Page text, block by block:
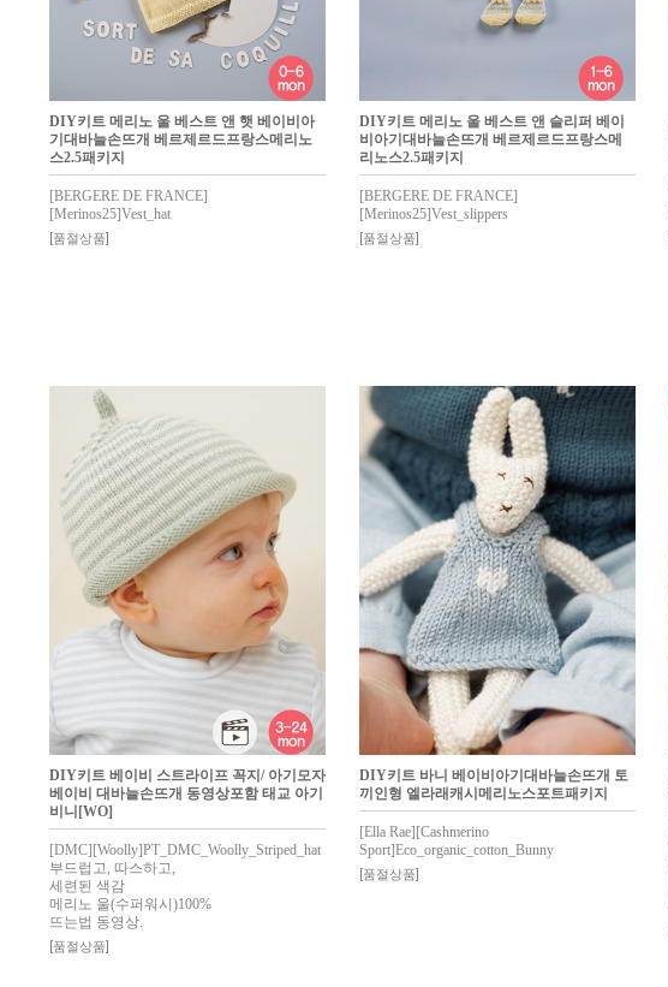
DIY키트 메리노 울 베스트 앤 햇 베이비아
기대바늘손뜨개 베르제르드프랑스메리노
스2.5패키지
[BERGERE DE FRANCE]
[Merinos25]Vest_hat
[품절상품]
DIY키트 메리노 울 베스트 앤 슬리퍼 베이
비아기대바늘손뜨개 베르제르드프랑스메
리노스2.5패키지
[BERGERE DE FRANCE]
[Merinos25]Vest_slippers
[품절상품]
DIY키트 베이비 스트라이프 꼭지/ 아기모자
베이비 대바늘손뜨개 동영상포함 태교 아기
비니[WO]
[DMC][Woolly]PT_DMC_Woolly_Striped_hat
부드럽고, 따스하고,
세련된 색감
메리노 울(수퍼워시)100%
뜨는법 동영상.
[품절상품]
DIY키트 바니 베이비아기대바늘손뜨개 토
끼인형 엘라래캐시메리노스포트패키지
[Ella Rae][Cashmerino
Sport]Eco_organic_cotton_Bunny
[품절상품]